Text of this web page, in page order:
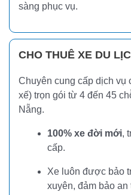
sàng phục vụ.
CHO THUÊ XE DU
Chuyên cung cấp dịch vụ
xế) trọn gói từ 4 đến 45
Nẵng.
100% xe đời mới,
cấp.
Xe luôn được bảo
xuyên, đảm bảo an